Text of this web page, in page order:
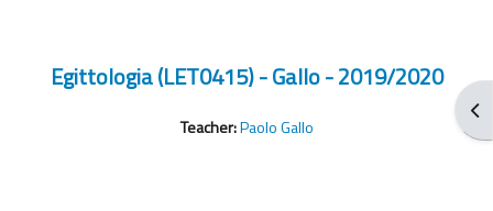
Egittologia (LET0415) - Gallo - 2019/2020
Teacher:Paolo Gallo